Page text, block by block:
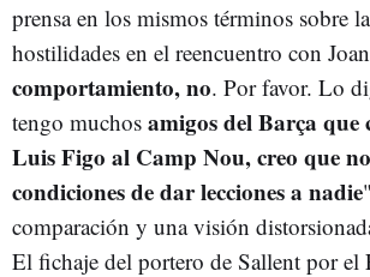
prensa en los mismos términos sobre
hostilidades en el reencuentro con
comportamiento, no. Por favor. Lo
tengo muchos amigos del Barça que
Luis Figo al Camp Nou, creo que
condiciones de dar lecciones a nadie
comparación y una visión
El fichaje del portero de Sallent por el